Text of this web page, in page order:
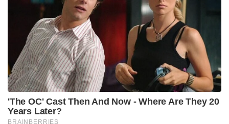
നീതിപുലർത്തേണ്ടത് സംവിധായകനായ എൻ്റെ
കടമയാണല്ലോ…
അന്ന് കോംപ്രമൈസ് ചെയ്തിരുന്നെങ്കിൽ ഒരു മാസ്
പടം എനിക്ക് ചെയ്യാമായിരുന്നു. പിന്നീട് പൃഥ്വിരാജ്
ചെയ്യേണ്ട വേഷം സൈജു കുറുപ്പ് ചെയ്തു.
സ്വന്തം വിജയത്തിനായി, ചരിത്രത്തോട്
നീതിപുലർത്താതെ ഇറക്കിയ എമ്പുരാൻ